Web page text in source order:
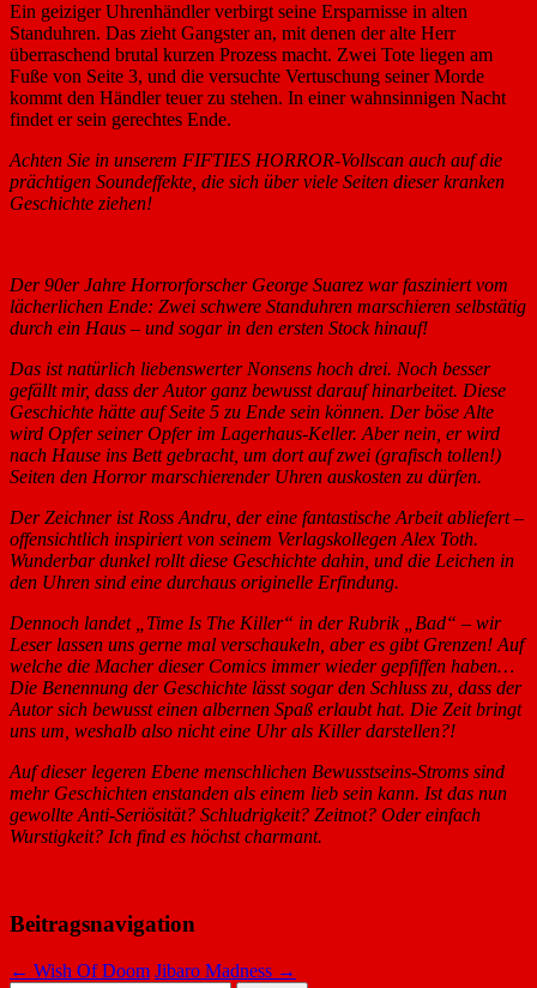
Ein geiziger Uhrenhändler verbirgt seine Ersparnisse in alten
Standuhren. Das zieht Gangster an, mit denen der alte Herr
überraschend brutal kurzen Prozess macht. Zwei Tote liegen am
Fuße von Seite 3, und die versuchte Vertuschung seiner Morde
kommt den Händler teuer zu stehen. In einer wahnsinnigen Nacht
findet er sein gerechtes Ende.
Achten Sie in unserem FIFTIES HORROR-Vollscan auch auf die
prächtigen Soundeffekte, die sich über viele Seiten dieser kranken
Geschichte ziehen!
Der 90er Jahre Horrorforscher George Suarez war fasziniert vom
lächerlichen Ende: Zwei schwere Standuhren marschieren selbstätig
durch ein Haus – und sogar in den ersten Stock hinauf!
Das ist natürlich liebenswerter Nonsens hoch drei. Noch besser
gefällt mir, dass der Autor ganz bewusst darauf hinarbeitet. Diese
Geschichte hätte auf Seite 5 zu Ende sein können. Der böse Alte
wird Opfer seiner Opfer im Lagerhaus-Keller. Aber nein, er wird
nach Hause ins Bett gebracht, um dort auf zwei (grafisch tollen!)
Seiten den Horror marschierender Uhren auskosten zu dürfen.
Der Zeichner ist Ross Andru, der eine fantastische Arbeit abliefert –
offensichtlich inspiriert von seinem Verlagskollegen Alex Toth.
Wunderbar dunkel rollt diese Geschichte dahin, und die Leichen in
den Uhren sind eine durchaus originelle Erfindung.
Dennoch landet „Time Is The Killer“ in der Rubrik „Bad“ – wir
Leser lassen uns gerne mal verschaukeln, aber es gibt Grenzen! Auf
welche die Macher dieser Comics immer wieder gepfiffen haben…
Die Benennung der Geschichte lässt sogar den Schluss zu, dass der
Autor sich bewusst einen albernen Spaß erlaubt hat. Die Zeit bringt
uns um, weshalb also nicht eine Uhr als Killer darstellen?!
Auf dieser legeren Ebene menschlichen Bewusstseins-Stroms sind
mehr Geschichten enstanden als einem lieb sein kann. Ist das nun
gewollte Anti-Seriösität? Schludrigkeit? Zeitnot? Oder einfach
Wurstigkeit? Ich find es höchst charmant.
Beitragsnavigation
← Wish Of Doom Jibaro Madness →